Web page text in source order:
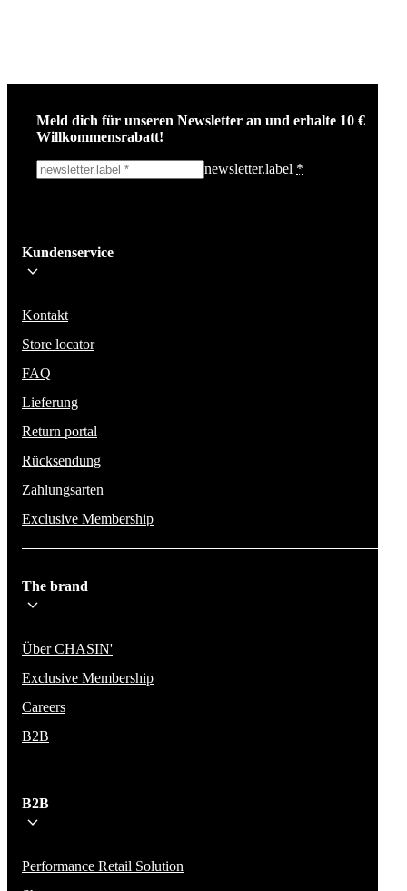
Meld dich für unseren Newsletter an und erhalte 10 €
Willkommensrabatt!
newsletter.label *
Bleib auf dem Laufenden über die neuesten Nachrichten, Kampagnen
Aktionen. Wir geben deine E-Mail-Adresse nicht weiter und versenden
Kundenservice
Kontakt
Store locator
FAQ
Lieferung
Return portal
Rücksendung
Zahlungsarten
Exclusive Membership
The brand
Über CHASIN'
Exclusive Membership
Careers
B2B
B2B
Performance Retail Solution